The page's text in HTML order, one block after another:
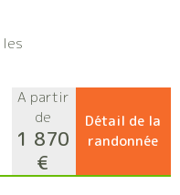
A partir
de
1 870
€
Détail de la
randonnée